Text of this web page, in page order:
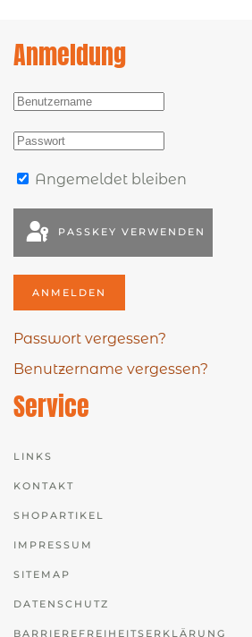
Anmeldung
Angemeldet bleiben
PASSKEY VERWENDEN
ANMELDEN
Passwort vergessen?
Benutzername vergessen?
Service
LINKS
KONTAKT
SHOPARTIKEL
IMPRESSUM
SITEMAP
DATENSCHUTZ
BARRIEREFREIHEITSERKLÄRUNG